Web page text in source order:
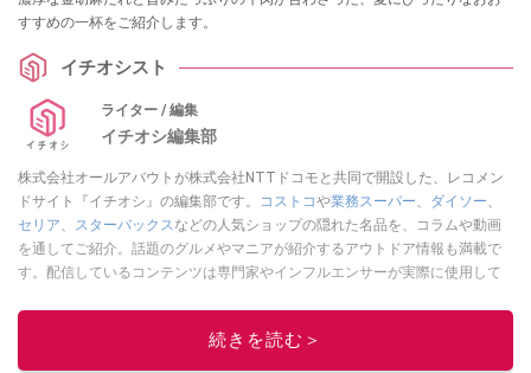
すすめの一杯をご紹介します。
イチオシスト
ライター / 編集
イチオシ編集部
株式会社オールアバウトが株式会社NTTドコモと共同で開設した、レコメン
ドサイト『イチオシ』の編集部です。
コストコや業務スーパー、 ダイソー、
セリア、 スターバックスなどの人気ショップの隠れた名品を、コラムや動画
を通してご紹介。話題のグルメやマニアが紹介するアウトドア情報も満載で
す。配信しているコンテンツは専門家やインフルエンサーが実際に使用して
ニュースでフォロー
続きを読む＞